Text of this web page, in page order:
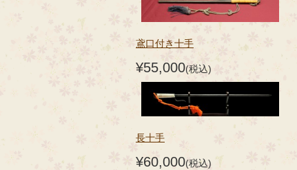
鳶口付き十手
¥55,000(税込)
長十手
¥60,000(税込)